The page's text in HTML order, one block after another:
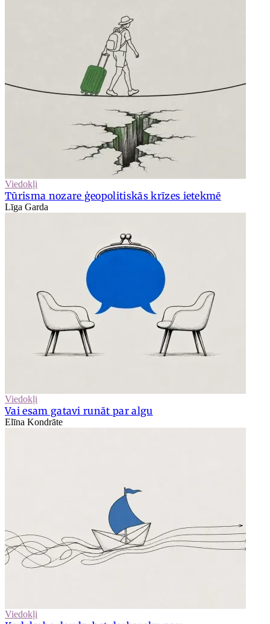
Viedokļi
Tūrisma nozare ģeopolitiskās krīzes ietekmē
Līga Garda
Viedokļi
Vai esam gatavi runāt par algu
Elīna Kondrāte
Viedokļi